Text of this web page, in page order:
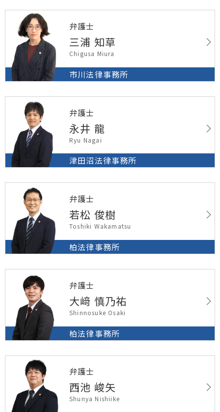
弁護士
三浦 知草
Chigusa Miura
市川法律事務所
弁護士
永井 龍
Ryu Nagai
津田沼法律事務所
弁護士
若松 俊樹
Toshiki Wakamatsu
柏法律事務所
弁護士
大﨑 慎乃祐
Shinnosuke Osaki
柏法律事務所
弁護士
西池 峻矢
Shunya Nishiike